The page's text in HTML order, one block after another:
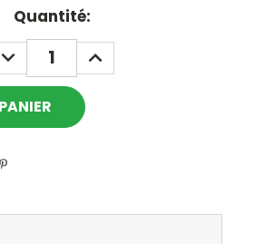
Quantité:
DECREASE
QUANTITY:
INCREASE
QUANTITY: